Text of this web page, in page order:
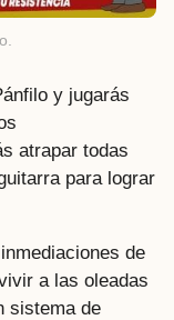
y jugarás
atrapar todas
para lograr
de
a las oleadas
sistema de